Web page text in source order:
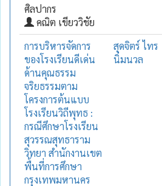
ศิลปากร
คณิต เขียววิชัย
การบริหารจัดการ
ของโรงเรียนดีเด่น
ด้านคุณธรรม
จริยธรรมตาม
โครงการต้นแบบ
โรงเรียนวิถีพุทธ :
กรณีศึกษาโรงเรียน
สุวรรณสุทธาราม
วิทยา สำนักงานเขต
พื้นที่การศึกษา
กรุงเทพมหานคร
สุดจิตร์ ไทร
นิ่มนวล